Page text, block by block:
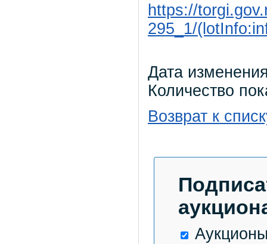
https://
295_1/
Дата
Количество
Возврат к